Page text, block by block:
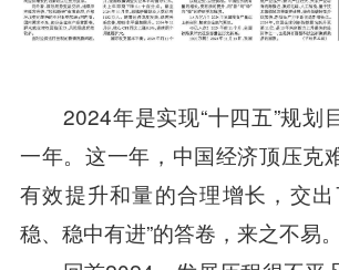
2024年是实现“十四五”规划
一年。这一年，中国经济顶压克
有效提升和量的合理增长，交
稳、稳中有进”的答卷，来之不易。